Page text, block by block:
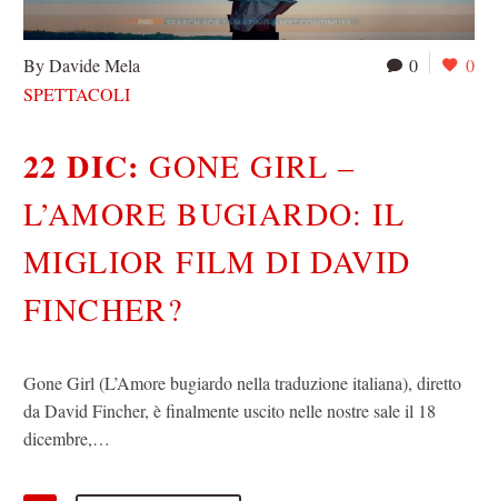
0 0
By Davide Mela
SPETTACOLI
22 DIC: GONE GIRL –
L’AMORE BUGIARDO: IL
MIGLIOR FILM DI DAVID
FINCHER?
Gone Girl (L’Amore bugiardo nella traduzione italiana), diretto
da David Fincher, è finalmente uscito nelle nostre sale il 18
dicembre,…